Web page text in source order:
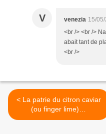
V venezia 15/
<br /> <br />
abait tant de
<br />
< La patrie du citron caviar
(ou finger lime)…